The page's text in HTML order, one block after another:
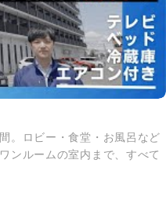
。ロビー・食堂・お風呂など
ンルームの室内まで、すべて